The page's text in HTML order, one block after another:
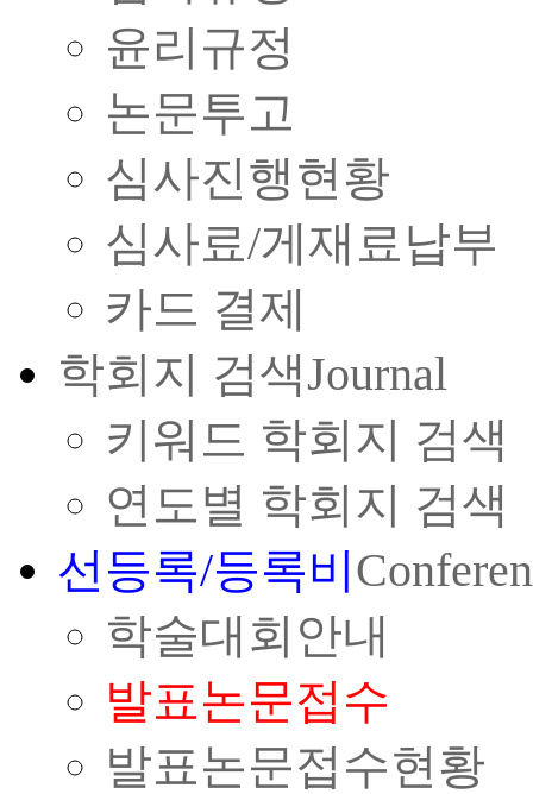
윤리규정
논문투고
심사진행현황
심사료/게재료납부
카드 결제
학회지 검색Journal
키워드 학회지 검색
연도별 학회지 검색
선등록/등록비
학술대회안내
발표논문접수
발표논문접수현황